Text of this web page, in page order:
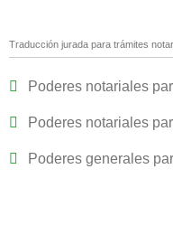
Traducción jurada para trámites
Poderes notariales
Poderes notariales
Poderes generales